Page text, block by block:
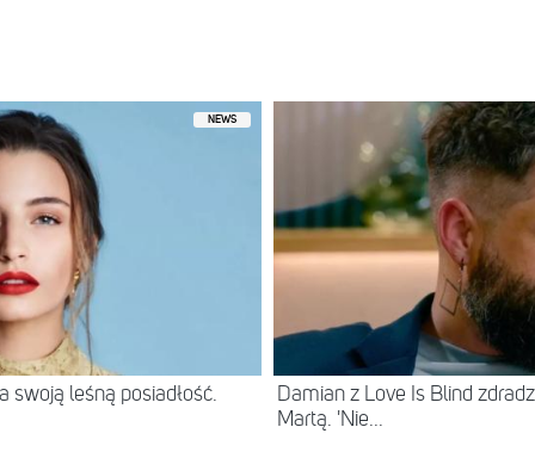
NEWS
leśną posiadłość.
Damian z Love Is Blind
Martą. 'Nie...